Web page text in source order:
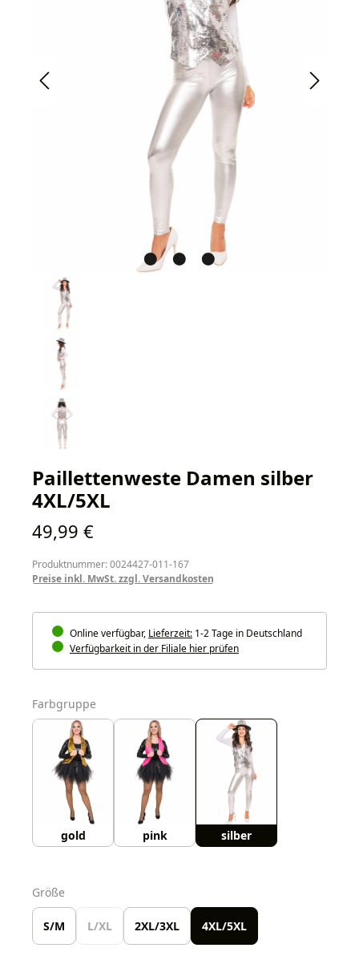
Paillettenweste Damen silber
4XL/5XL
Regulärer Preis:
49,99 €
Produktnummer: 0024427-011-167
Preise inkl. MwSt. zzgl. Versandkosten
Online verfügbar, Lieferzeit: 1-2 Tage in Deutschland
Verfügbarkeit in der Filiale hier prüfen
Farbgruppe
gold pink silber
Größe
S/M L/XL 2XL/3XL 4XL/5XL